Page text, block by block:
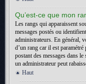
Qu’est-ce que mon
Les rangs qui apparaissent
messages postés ou
administrateurs. En général,
d’un rang car il est
postant des messages dans
un administrateur peut
Haut